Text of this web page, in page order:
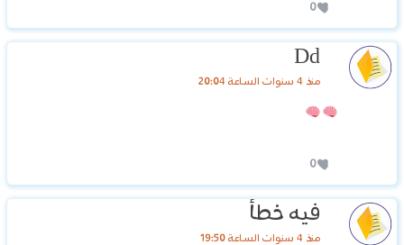
0
Dd
منذ 4 سنوات الساعة 20:04
0
فيه خطأ
منذ 4 سنوات الساعة 19:50